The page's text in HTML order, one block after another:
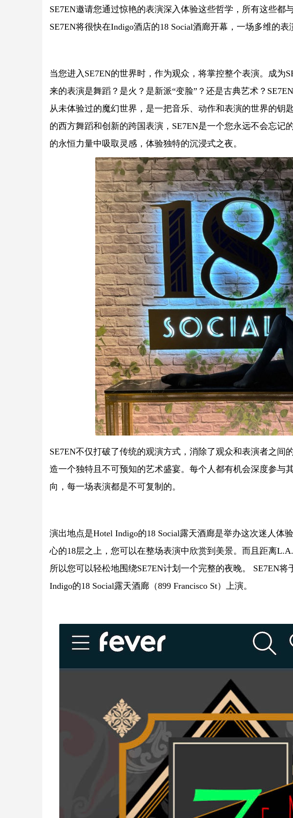
SE7EN邀请您通过惊艳的表演深入体验这些哲学，所有这些都
SE7EN将很快在Indigo酒店的18 Social酒廊开幕，一场多维的表
当您进入SE7EN的世界时，作为观众，将掌控整个表演。成为
来的表演是舞蹈？是火？是新派“变脸”？还是古典艺术？
从未体验过的魔幻世界，是一把音乐、动作和表演的世界的钥
的西方舞蹈和创新的跨国表演，SE7EN是一个您永远不会忘记
的永恒力量中吸取灵感，体验独特的沉浸式之夜。
SE7EN不仅打破了传统的观演方式，消除了观众和表演者之间
造一个独特且不可预知的艺术盛宴。每个人都有机会深度参与
向，每一场表演都是不可复制的。
演出地点是Hotel Indigo的18 Social露天酒廊是举办这次迷人体
心的18层之上，您可以在整场表演中欣赏到美景。而且距离
所以您可以轻松地围绕SE7EN计划一个完整的夜晚。 SE7EN将
Indigo的18 Social露天酒廊（899 Francisco St）上演。